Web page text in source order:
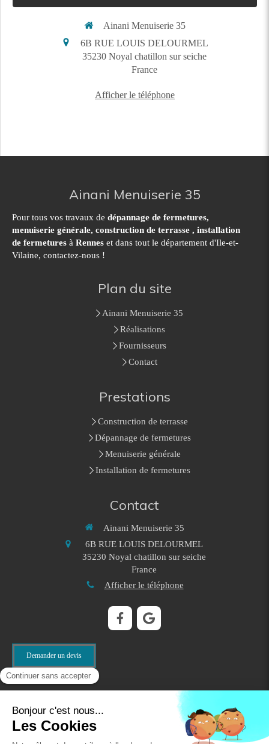
Ainani Menuiserie 35
6B RUE LOUIS DELOURMEL
35230 Noyal chatillon sur seiche
France
Afficher le téléphone
Ainani Menuiserie 35
Pour tous vos travaux de dépannage de fermetures,
menuiserie générale, construction de terrasse , installation
de fermetures à Rennes et dans tout le département d'Ile-et-
Vilaine, contactez-nous !
Plan du site
Ainani Menuiserie 35
Réalisations
Fournisseurs
Contact
Prestations
Construction de terrasse
Dépannage de fermetures
Menuiserie générale
Installation de fermetures
Contact
Ainani Menuiserie 35
6B RUE LOUIS DELOURMEL
35230 Noyal chatillon sur seiche
France
Afficher le téléphone
Demander un devis